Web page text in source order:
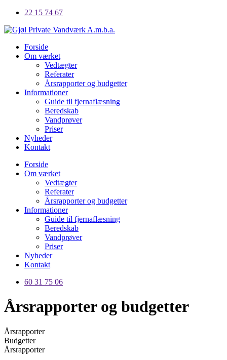
22 15 74 67
Forside
Om værket
Vedtægter
Referater
Årsrapporter og budgetter
Informationer
Guide til fjernaflæsning
Beredskab
Vandprøver
Priser
Nyheder
Kontakt
Forside
Om værket
Vedtægter
Referater
Årsrapporter og budgetter
Informationer
Guide til fjernaflæsning
Beredskab
Vandprøver
Priser
Nyheder
Kontakt
60 31 75 06
Årsrapporter og budgetter
Årsrapporter
Budgetter
Årsrapporter